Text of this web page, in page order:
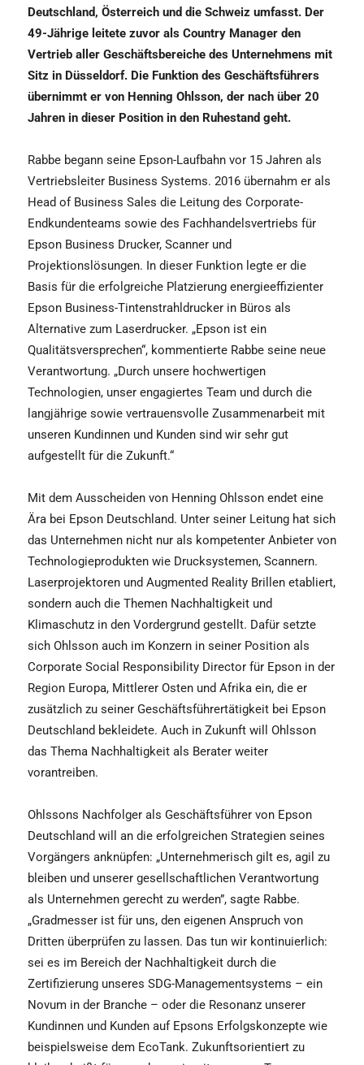
Deutschland, Österreich und die Schweiz umfasst. Der
49-Jährige leitete zuvor als Country Manager den
Vertrieb aller Geschäftsbereiche des Unternehmens mit
Sitz in Düsseldorf. Die Funktion des Geschäftsführers
übernimmt er von Henning Ohlsson, der nach über 20
Jahren in dieser Position in den Ruhestand geht.
Rabbe begann seine Epson-Laufbahn vor 15 Jahren als
Vertriebsleiter Business Systems. 2016 übernahm er als
Head of Business Sales die Leitung des Corporate-
Endkundenteams sowie des Fachhandelsvertriebs für
Epson Business Drucker, Scanner und
Projektionslösungen. In dieser Funktion legte er die
Basis für die erfolgreiche Platzierung energieeffizienter
Epson Business-Tintenstrahldrucker in Büros als
Alternative zum Laserdrucker. „Epson ist ein
Qualitätsversprechen“, kommentierte Rabbe seine neue
Verantwortung. „Durch unsere hochwertigen
Technologien, unser engagiertes Team und durch die
langjährige sowie vertrauensvolle Zusammenarbeit mit
unseren Kundinnen und Kunden sind wir sehr gut
aufgestellt für die Zukunft.“
Mit dem Ausscheiden von Henning Ohlsson endet eine
Ära bei Epson Deutschland. Unter seiner Leitung hat sich
das Unternehmen nicht nur als kompetenter Anbieter von
Technologieprodukten wie Drucksystemen, Scannern.
Laserprojektoren und Augmented Reality Brillen etabliert,
sondern auch die Themen Nachhaltigkeit und
Klimaschutz in den Vordergrund gestellt. Dafür setzte
sich Ohlsson auch im Konzern in seiner Position als
Corporate Social Responsibility Director für Epson in der
Region Europa, Mittlerer Osten und Afrika ein, die er
zusätzlich zu seiner Geschäftsführertätigkeit bei Epson
Deutschland bekleidete. Auch in Zukunft will Ohlsson
das Thema Nachhaltigkeit als Berater weiter
vorantreiben.
Ohlssons Nachfolger als Geschäftsführer von Epson
Deutschland will an die erfolgreichen Strategien seines
Vorgängers anknüpfen: „Unternehmerisch gilt es, agil zu
bleiben und unserer gesellschaftlichen Verantwortung
als Unternehmen gerecht zu werden”, sagte Rabbe.
„Gradmesser ist für uns, den eigenen Anspruch von
Dritten überprüfen zu lassen. Das tun wir kontinuierlich:
sei es im Bereich der Nachhaltigkeit durch die
Zertifizierung unseres SDG-Managementsystems – ein
Novum in der Branche – oder die Resonanz unserer
Kundinnen und Kunden auf Epsons Erfolgskonzepte wie
beispielsweise dem EcoTank. Zukunftsorientiert zu